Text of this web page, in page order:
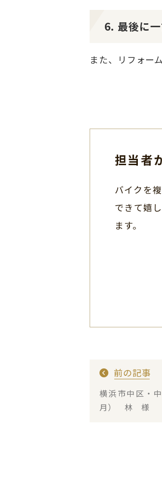
6. 最後に
また、リフォー
担当者
バイクを
できて嬉
ます。
前の記事
横浜市中区・
月） 林 様